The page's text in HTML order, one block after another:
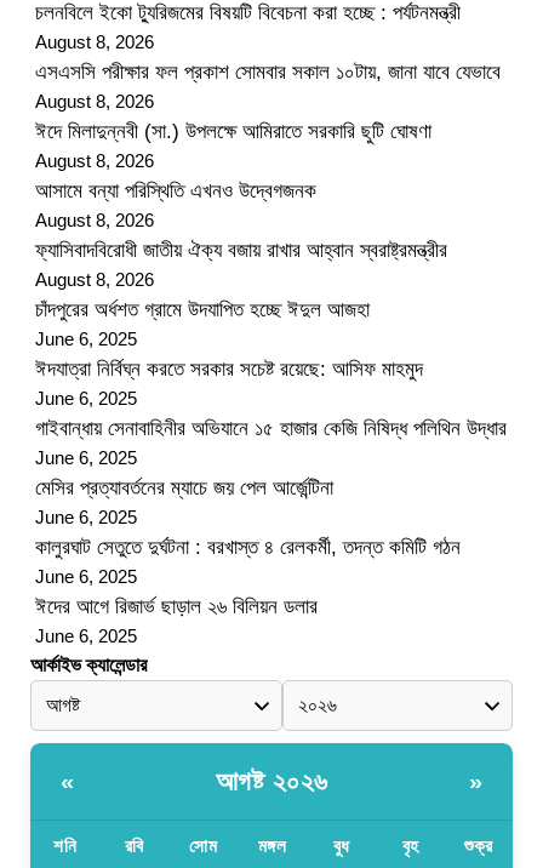
চলনবিলে ইকো ট্যুরিজমের বিষয়টি বিবেচনা করা হচ্ছে : পর্যটনমন্ত্রী
August 8, 2026
এসএসসি পরীক্ষার ফল প্রকাশ সোমবার সকাল ১০টায়, জানা যাবে যেভাবে
August 8, 2026
ঈদে মিলাদুন্নবী (সা.) উপলক্ষে আমিরাতে সরকারি ছুটি ঘোষণা
August 8, 2026
আসামে বন্যা পরিস্থিতি এখনও উদ্বেগজনক
August 8, 2026
ফ্যাসিবাদবিরোধী জাতীয় ঐক্য বজায় রাখার আহ্বান স্বরাষ্ট্রমন্ত্রীর
August 8, 2026
চাঁদপুরের অর্ধশত গ্রামে উদযাপিত হচ্ছে ঈদুল আজহা
June 6, 2025
ঈদযাত্রা নির্বিঘ্ন করতে সরকার সচেষ্ট রয়েছে: আসিফ মাহমুদ
June 6, 2025
গাইবান্ধায় সেনাবাহিনীর অভিযানে ১৫ হাজার কেজি নিষিদ্ধ পলিথিন উদ্ধার
June 6, 2025
মেসির প্রত্যাবর্তনের ম্যাচে জয় পেল আর্জেন্টিনা
June 6, 2025
কালুরঘাট সেতুতে দুর্ঘটনা : বরখাস্ত ৪ রেলকর্মী, তদন্ত কমিটি গঠন
June 6, 2025
ঈদের আগে রিজার্ভ ছাড়াল ২৬ বিলিয়ন ডলার
June 6, 2025
আর্কাইভ ক্যালেন্ডার
« আগষ্ট ২০২৬ »
শনি রবি সোম মঙ্গল বুধ বৃহ শুক্র